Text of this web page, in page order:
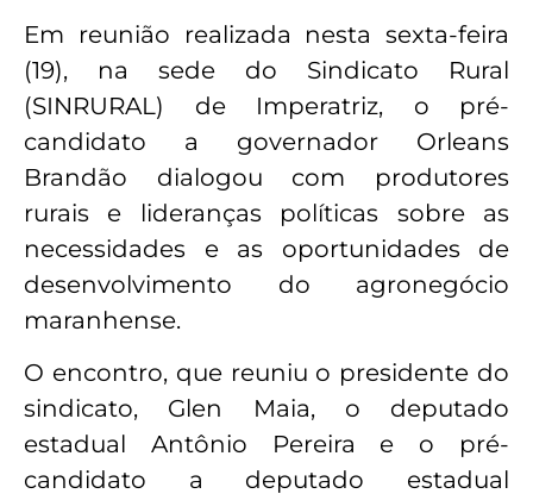
Em reunião realizada nesta sexta-feira
(19), na sede do Sindicato Rural
(SINRURAL) de Imperatriz, o pré-
candidato a governador Orleans
Brandão dialogou com produtores
rurais e lideranças políticas sobre as
necessidades e as oportunidades de
desenvolvimento do agronegócio
maranhense.
O encontro, que reuniu o presidente do
sindicato, Glen Maia, o deputado
estadual Antônio Pereira e o pré-
candidato a deputado estadual